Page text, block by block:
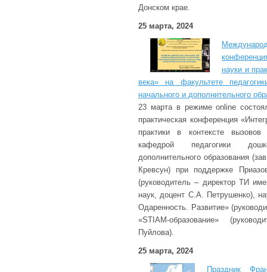
Донском крае.
25 марта, 2024
науки и
века» на факультете
начального и дополнительного
23 марта в режиме online
практическая конференция
практики в контексте
кафедрой педагогики
дополнительного образования
Кревсун) при поддержке
(руководитель – директор ТИ
наук, доцент С.А. Петрушенко),
Одаренность. Развитие»
«STIAM-образование»
Пуйлова).
25 марта, 2024
Праздник